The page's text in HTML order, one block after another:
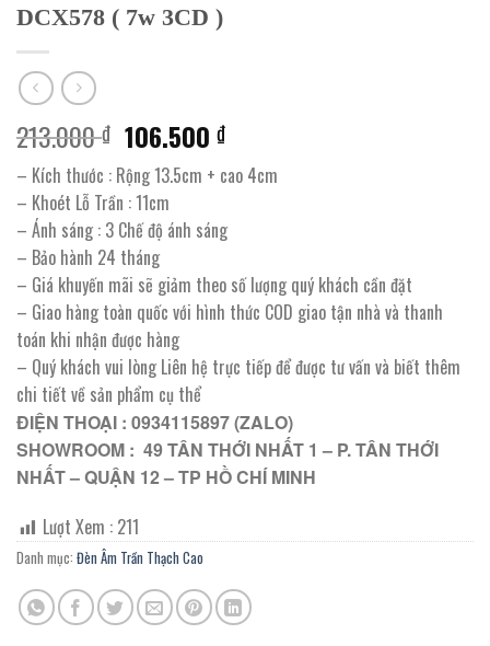
DCX578 ( 7w 3CD )
213.000₫ Giá
gốc
là:
213.000 ₫.
106.500₫Giá
hiện
tại
106.500 ₫.
– Kích thước : Rộng 13.5cm + cao 4cm
– Khoét Lỗ Trần : 11cm
– Ánh sáng : 3 Chế độ ánh sáng
– Bảo hành 24 tháng
– Giá khuyến mãi sẽ giảm theo số lượng quý khách cần đặt
– Giao hàng toàn quốc với hình thức COD giao tận nhà và thanh
toán khi nhận được hàng
– Quý khách vui lòng Liên hệ trực tiếp để được tư vấn và biết thêm
chi tiết về sản phẩm cụ thể
ĐIỆN THOẠI : 0934115897 (ZALO)
SHOWROOM : 49 TÂN THỚI NHẤT 1 – P. TÂN THỚI
NHẤT – QUẬN 12 – TP HỒ CHÍ MINH
Lượt Xem : 211
Danh mục: Đèn Âm Trần Thạch Cao